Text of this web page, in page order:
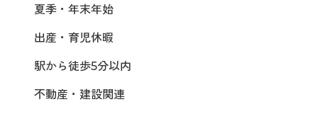
夏季・年末年始
出産・育児休暇
駅から徒歩5分以内
不動産・建設関連